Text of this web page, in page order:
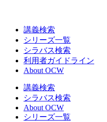
講義検索
シリーズ一覧
シラバス検索
利用者ガイドライン
About OCW
講義検索
シラバス検索
About OCW
シリーズ一覧